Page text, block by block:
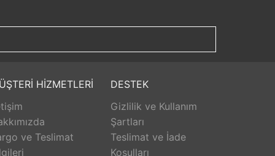
ürünü beğenmez veya istediğiniz gibi
olmadan istediğiniz ürünü seçebilirsiniz.
sunar. Ürünlerle ilgili herhangi bir sorun
her aşamasında destek alabilirsiniz.
keyifli bir alışveriş yapabilirsiniz.
HİZMETLERİ
ve Teslimat
DESTEK
Gizlilik ve Kullanım
Şartları
Teslimat ve İade
Koşulları